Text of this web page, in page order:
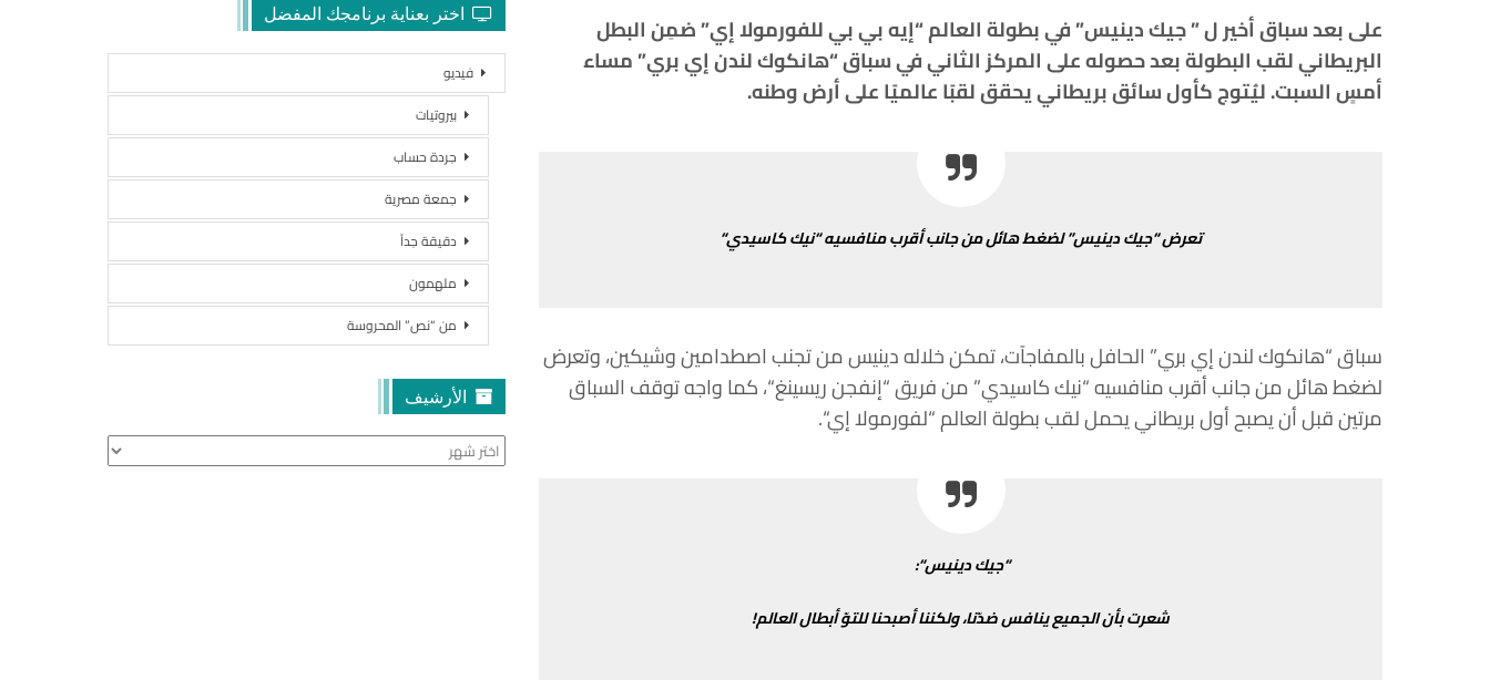
علىبعدسباقأخيرل”جيكدينيس”فيبطولةالعالم“إيهبيبيللفورمولاإي”ضمِنالبطل
البريطانيلقبالبطولةبعدحصولهعلىالمركزالثانيفي سباق“هانكوكلندنإيبري”مساء
أمسٍالسبت.ليُتوجكأولسائقبريطانييحققلقبًاعالميًاعلىأرضوطنه.
تعرض“جيكدينيس”لضغطهائلمنجانبأقربمنافسيه“نيككاسيدي“
سباق“هانكوكلندنإيبري” الحافلبالمفاجآت،تمكنخلالهدينيسمنتجنباصطدامينوشيكين،وتعرض
لضغطهائلمنجانبأقربمنافسيه“نيككاسيدي”منفريق“إنفجنريسينغ“،كماواجهتوقف السباق
مرتينقبلأنيصبحأولبريطانييحمللقببطولةالعالم“لفورمولاإي“.
“جيكدينيس“:
شعرتبأنالجميعينافسضدّنا،ولكنناأصبحناللتوّأبطالالعالم!
اختر بعناية برنامجك المفضل
فيديو
بيروتيات
جردة حساب
جمعة مصرية
دقيقة جداً
ملهمون
من “نص” المحروسة
الأرشيف
الأرشيف